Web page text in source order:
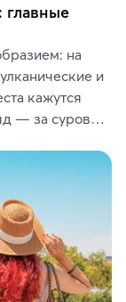
на
и
кажутся
— за суровой
из самых